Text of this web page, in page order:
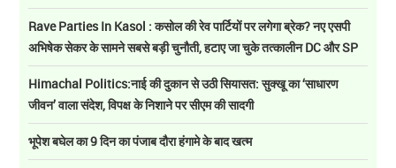
Rave Parties In Kasol : कसोल की रेव पार्टियों पर लगेगा ब्रेक? नए एसपी
अभिषेक सेकर के सामने सबसे बड़ी चुनौती, हटाए जा चुके तत्कालीन DC और SP
Himachal Politics:नाई की दुकान से उठी सियासत: सुक्खू का ‘साधारण
जीवन’ वाला संदेश, विपक्ष के निशाने पर सीएम की सादगी
भूपेश बघेल का 9 दिन का पंजाब दौरा हंगामे के बाद खत्म